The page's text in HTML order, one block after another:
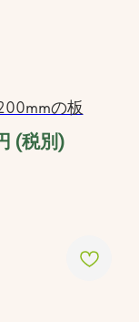
の板
(税別)